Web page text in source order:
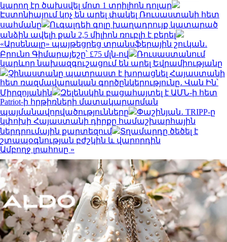
կարող էր ծախսվել մոտ 1 տրիլիոն դոլար
Էստոնիայում կոչ են արել փակել Ռուսաստանի հետ
սահմանը
Ուգալդեի գոլը խաղադրույք կատարած
անձին ավելի քան 2,5 միլիոն ռուբլի է բերել
«Արսենալը» պայթեցրեց տրանսֆերային շուկան․
Բրունո Գիմարայեշը՝ £75 մլն-ով
Ռուսաստանում
կարևոր նախազգուշացում են արել Եվրամիությանը
Չինաստանը պատրաստ է խորացնել Հայաստանի
հետ ռազմավարական գործընկերությունը․ Վան Ին՝
Միրզոյանին
Զելենսկին բացահայտել է ԱՄՆ-ի հետ
Patriot-ի հրթիռների մատակարարման
պայմանավորվածությունները
Փաշինյան․ TRIPP-ը
կփոխի Հայաստանի դիրքը համաշխարհային
ներդրումային քարտեզում
Տղամարդը ծեծել է
շտապօգնության բժշկին և վարորդին
Ամբողջ լրահոսը »